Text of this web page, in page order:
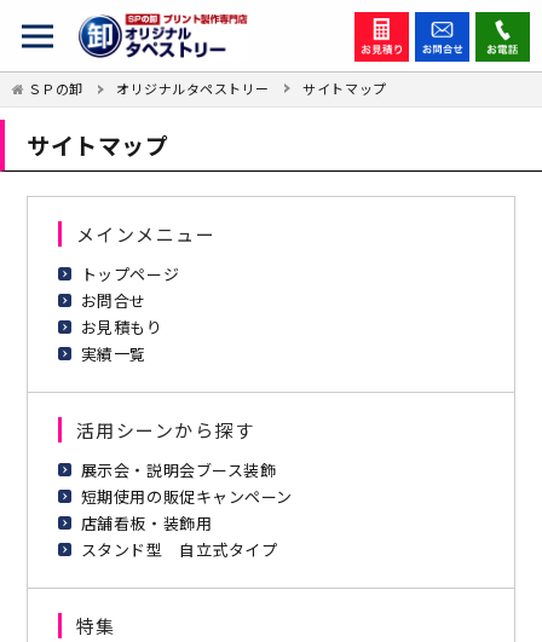
ＳＰの卸 オリジナルタペストリー サイトマップ
サイトマップ
メインメニュー
トップページ
お問合せ
お見積もり
実績一覧
活用シーンから探す
展示会・説明会ブース装飾
短期使用の販促キャンペーン
店舗看板・装飾用
スタンド型 自立式タイプ
特集